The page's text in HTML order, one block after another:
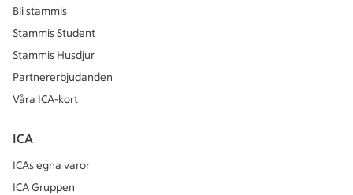
Bli stammis
Stammis Student
Stammis Husdjur
Partnererbjudanden
Våra ICA-kort
ICA
ICAs egna varor
ICA Gruppen